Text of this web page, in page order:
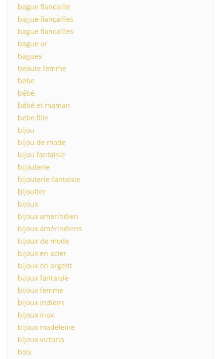
bague fiancaille
bague fiançailles
bague fiancailles
bague or
bagues
beaute femme
bebe
bébé
bébé et maman
bebe fille
bijou
bijou de mode
bijou fantaisie
bijouterie
bijouterie fantaisie
bijoutier
bijoux
bijoux amerindien
bijoux amérindiens
bijoux de mode
bijoux en acier
bijoux en argent
bijoux fantaisie
bijoux femme
bijoux indiens
bijoux inox
bijoux madeleine
bijoux victoria
bois